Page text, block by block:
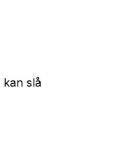
kan slå